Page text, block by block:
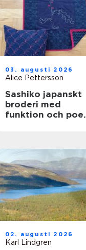
03. augusti 2026
Alice Pettersson
Sashiko japanskt
broderi med
funktion och
02. augusti 2026
Karl Lindgren